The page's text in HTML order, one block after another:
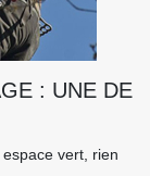
: UNE DE
vert, rien